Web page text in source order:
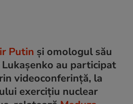
Putin și omologul său
au participat
videoconferință, la
exercițiu nuclear